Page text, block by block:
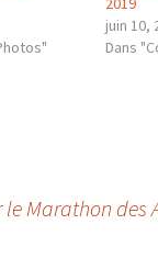
juin 10,
Dans
Marathon des